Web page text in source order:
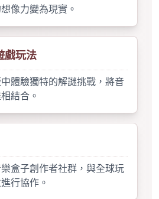
像力變為現實。
戲玩法
體驗獨特的解謎挑戰，將音
結合。
盒子創作者社群，與全球玩
行協作。